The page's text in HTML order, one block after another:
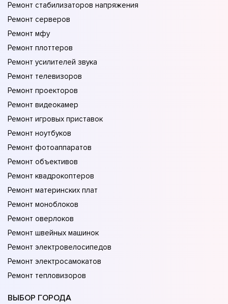
Ремонт стабилизаторов напряжения
Ремонт серверов
Ремонт мфу
Ремонт плоттеров
Ремонт усилителей звука
Ремонт телевизоров
Ремонт проекторов
Ремонт видеокамер
Ремонт игровых приставок
Ремонт ноутбуков
Ремонт фотоаппаратов
Ремонт объективов
Ремонт квадрокоптеров
Ремонт материнских плат
Ремонт моноблоков
Ремонт оверлоков
Ремонт швейных машинок
Ремонт электровелосипедов
Ремонт электросамокатов
Ремонт тепловизоров
ВЫБОР ГОРОДА